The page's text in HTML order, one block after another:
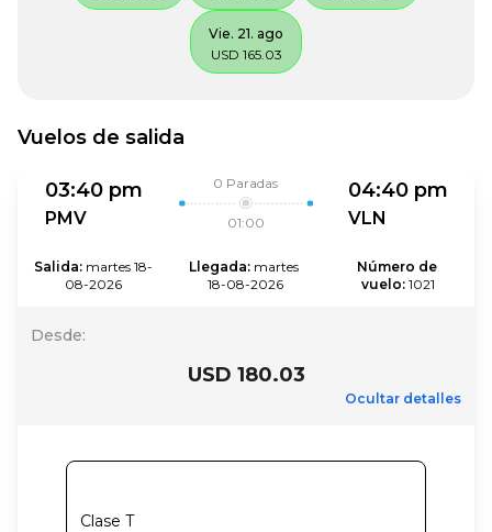
Vie. 21. ago
USD 165.03
Vuelos de salida
03:40 pm
PMV
0 Paradas
01:00
04:40 pm
VLN
Salida: martes 18-
08-2026
Llegada: martes
18-08-2026
Número de
vuelo: 1021
Desde:
USD 180.03
Ocultar detalles
Clase T